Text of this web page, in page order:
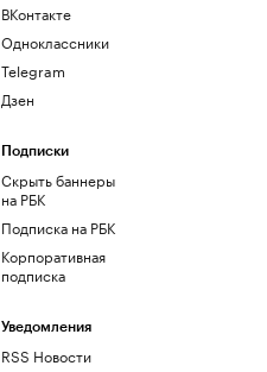
ВКонтакте
Одноклассники
Telegram
Дзен
Подписки
Скрыть баннеры
на РБК
Подписка на РБК
Корпоративная
подписка
Уведомления
RSS Новости